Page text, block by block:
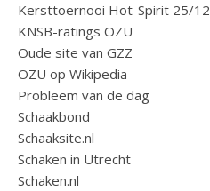
Kersttoernooi Hot-Spirit 25/12
KNSB-ratings OZU
Oude site van GZZ
OZU op Wikipedia
Probleem van de dag
Schaakbond
Schaaksite.nl
Schaken in Utrecht
Schaken.nl